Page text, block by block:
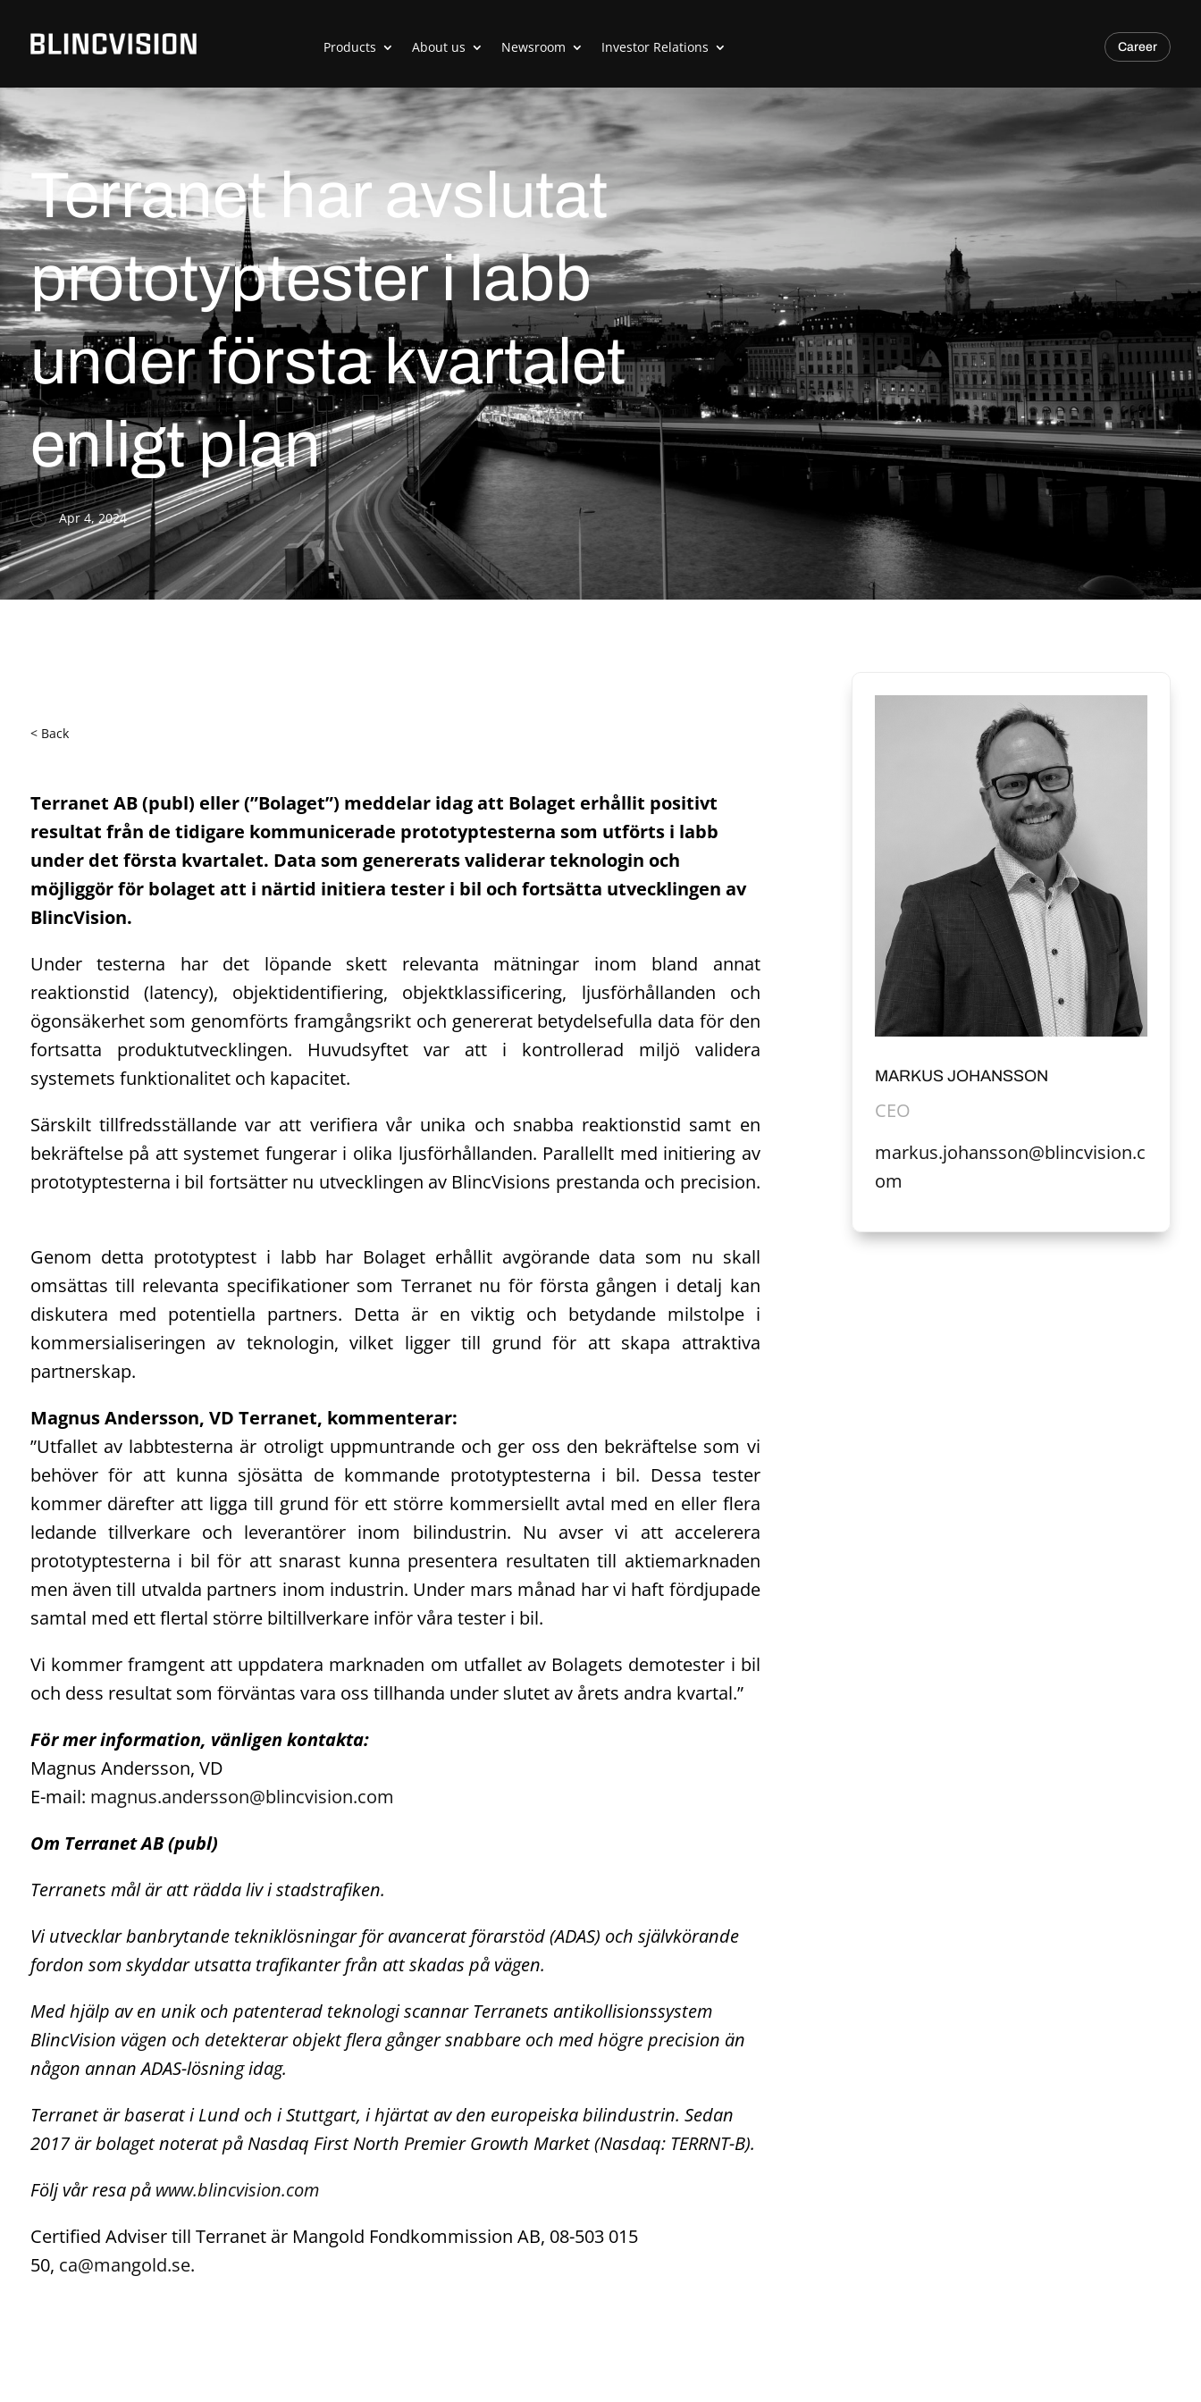
Products About us Newsroom Investor Relations Career
Terranet har avslutat
prototyptester i labb
under första kvartalet
enligt plan
Apr 4, 2024
< Back
Terranet AB (publ) eller (”Bolaget”) meddelar idag att Bolaget erhållit positivt
resultat från de tidigare kommunicerade prototyptesterna som utförts i labb
under det första kvartalet. Data som genererats validerar teknologin och
möjliggör för bolaget att i närtid initiera tester i bil och fortsätta utvecklingen av
BlincVision.
Under testerna har det löpande skett relevanta mätningar inom bland annat
reaktionstid (latency), objektidentifiering, objektklassificering, ljusförhållanden och
ögonsäkerhet som genomförts framgångsrikt och genererat betydelsefulla data för den
fortsatta produktutvecklingen. Huvudsyftet var att i kontrollerad miljö validera
systemets funktionalitet och kapacitet.
Särskilt tillfredsställande var att verifiera vår unika och snabba reaktionstid samt en
bekräftelse på att systemet fungerar i olika ljusförhållanden. Parallellt med initiering av
prototyptesterna i bil fortsätter nu utvecklingen av BlincVisions prestanda och precision.
Genom detta prototyptest i labb har Bolaget erhållit avgörande data som nu skall
omsättas till relevanta specifikationer som Terranet nu för första gången i detalj kan
diskutera med potentiella partners. Detta är en viktig och betydande milstolpe i
kommersialiseringen av teknologin, vilket ligger till grund för att skapa attraktiva
partnerskap.
Magnus Andersson, VD Terranet, kommenterar:
”Utfallet av labbtesterna är otroligt uppmuntrande och ger oss den bekräftelse som vi
behöver för att kunna sjösätta de kommande prototyptesterna i bil. Dessa tester
kommer därefter att ligga till grund för ett större kommersiellt avtal med en eller flera
ledande tillverkare och leverantörer inom bilindustrin. Nu avser vi att accelerera
prototyptesterna i bil för att snarast kunna presentera resultaten till aktiemarknaden
men även till utvalda partners inom industrin. Under mars månad har vi haft fördjupade
samtal med ett flertal större biltillverkare inför våra tester i bil.
Vi kommer framgent att uppdatera marknaden om utfallet av Bolagets demotester i bil
och dess resultat som förväntas vara oss tillhanda under slutet av årets andra kvartal.”
För mer information, vänligen kontakta:
Magnus Andersson, VD
E-mail: magnus.andersson@blincvision.com
Om Terranet AB (publ)
Terranets mål är att rädda liv i stadstrafiken.
Vi utvecklar banbrytande tekniklösningar för avancerat förarstöd (ADAS) och självkörande
fordon som skyddar utsatta trafikanter från att skadas på vägen.
Med hjälp av en unik och patenterad teknologi scannar Terranets antikollisionssystem
BlincVision vägen och detekterar objekt flera gånger snabbare och med högre precision än
någon annan ADAS-lösning idag.
Terranet är baserat i Lund och i Stuttgart, i hjärtat av den europeiska bilindustrin. Sedan
2017 är bolaget noterat på Nasdaq First North Premier Growth Market (Nasdaq: TERRNT-B).
Följ vår resa på www.blincvision.com
Certified Adviser till Terranet är Mangold Fondkommission AB, 08-503 015
50, ca@mangold.se.
MARKUS JOHANSSON
CEO
markus.johansson@blincvision.c
om